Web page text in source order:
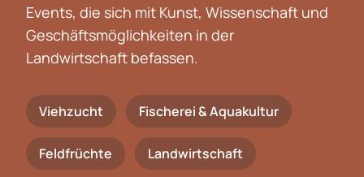
Events, die sich mit Kunst, Wissenschaft und
Geschäftsmöglichkeiten in der
Landwirtschaft befassen.
Viehzucht Fischerei & Aquakultur
Feldfrüchte Landwirtschaft